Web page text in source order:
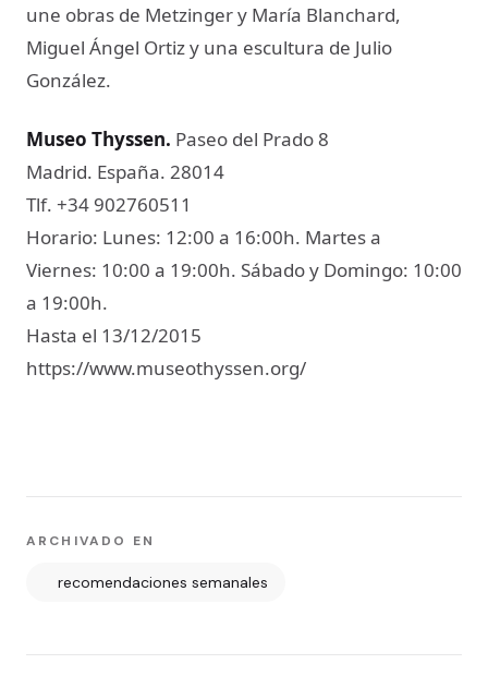
une obras de Metzinger y María Blanchard,
Miguel Ángel Ortiz y una escultura de Julio
González.
Museo Thyssen​. Paseo del Prado 8
Madrid. España. 28014
Tlf. +34 902760511
Horario: Lunes: 12:00 a 16:00h. Martes a
Viernes: 10:00 a 19:00h. Sábado y Domingo: 10:00
a 19:00h.
Hasta el 13/12/2015
https://www.museothyssen.org/
ARCHIVADO EN
recomendaciones semanales